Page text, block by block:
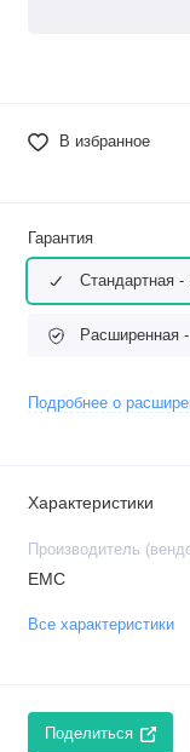
В избранное
Гарантия
Стандартная -
Расширенная
Подробнее о
Характеристики
Производитель
EMC
Все характеристики
Поделиться